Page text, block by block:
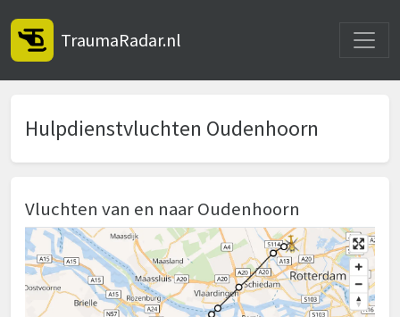
TraumaRadar.nl
Hulpdienstvluchten Oudenhoorn
Vluchten van en naar Oudenhoorn